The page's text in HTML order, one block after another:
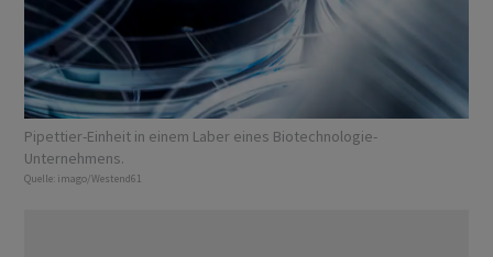
Pipettier-Einheit in einem Laber eines Biotechnologie-
Unternehmens.
Quelle: imago/Westend61